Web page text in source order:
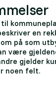
en
på som
være
gjelder
noen felt.